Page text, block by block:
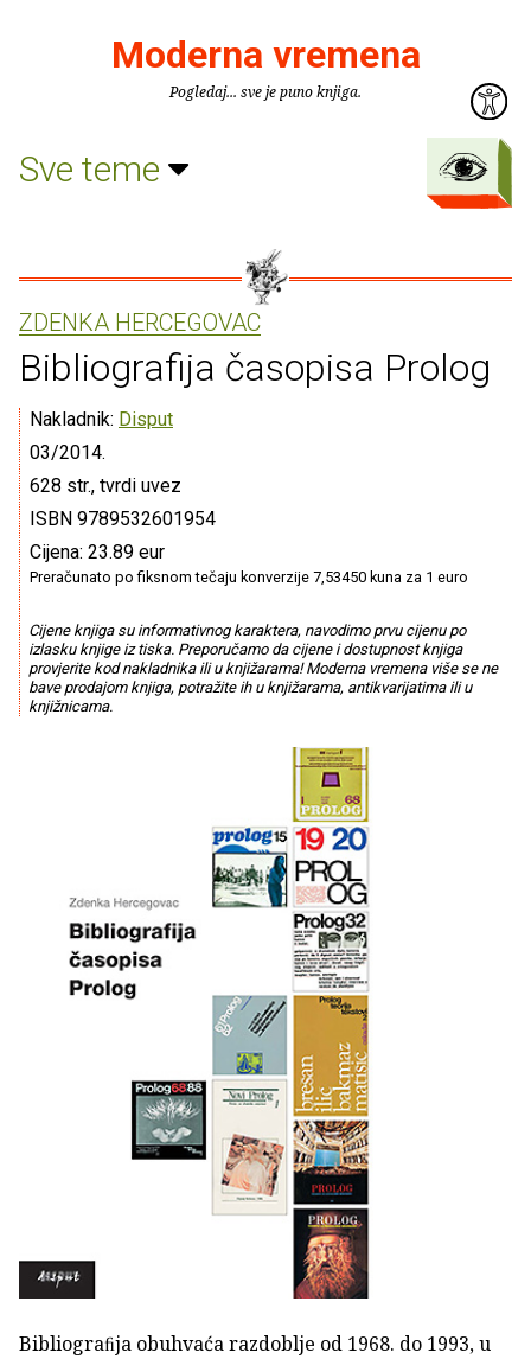
Moderna vremena
Pogledaj... sve je puno knjiga.
Sve teme
ZDENKA HERCEGOVAC
Bibliografija časopisa Prolog
Nakladnik: Disput
03/2014.
628 str., tvrdi uvez
ISBN 9789532601954
Cijena: 23.89 eur
Preračunato po fiksnom tečaju konverzije 7,53450 kuna za 1 euro
Cijene knjiga su informativnog karaktera, navodimo prvu cijenu po
izlasku knjige iz tiska. Preporučamo da cijene i dostupnost knjiga
provjerite kod nakladnika ili u knjižarama! Moderna vremena više se ne
bave prodajom knjiga, potražite ih u knjižarama, antikvarijatima ili u
knjižnicama.
Bibliograﬁja obuhvaća razdoblje od 1968. do 1993, u